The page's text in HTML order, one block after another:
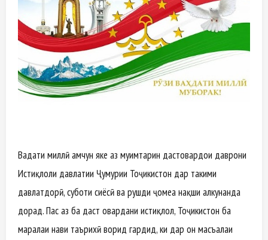
Ваҳдати миллӣ ҳамчун яке аз муҳимтарин дастовардҳои даврони
Истиқлоли давлатии Ҷумҳурии Тоҷикистон дар таҳкими
давлатдорӣ, суботи сиёсӣ ва рушди ҷомеа нақши ҳалкунанда
дорад. Пас аз ба даст овардани истиқлол, Тоҷикистон ба
марҳалаи нави таърихӣ ворид гардид, ки дар он масъалаи